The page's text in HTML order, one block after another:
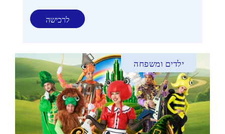
לרכישה
ילדים ומשפחה